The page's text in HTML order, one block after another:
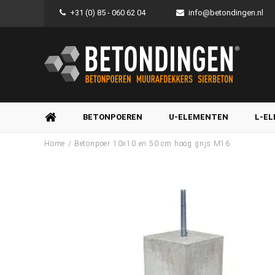
+31 (0) 85 - 060 62 04 info@betondingen.nl
BETONPOEREN U-ELEMENTEN L-
Home / Betonpoer 10x10 en 50 cm hoog grijs M16